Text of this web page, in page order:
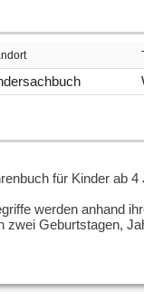
für Kinder ab 4
werden anhand
Geburtstagen,
Rätseln und